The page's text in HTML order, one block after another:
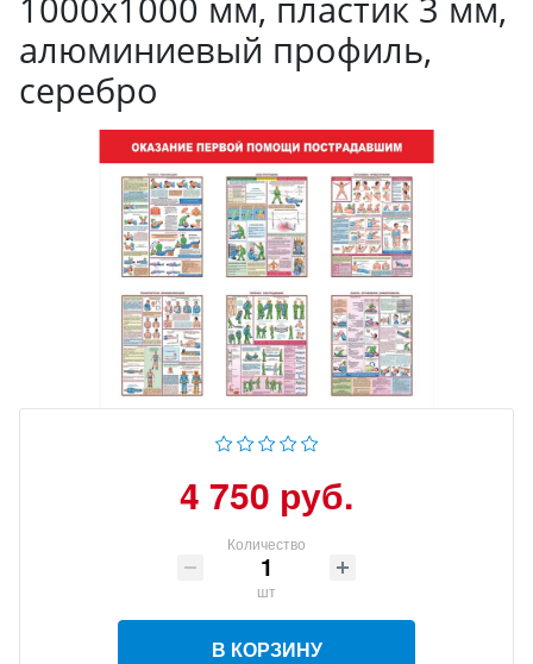
алюминиевый профиль,
серебро
4 750 руб.
Количество
шт
В КОРЗИНУ